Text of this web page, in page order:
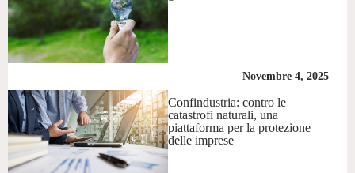
Novembre 4, 2025
Confindustria: contro le
catastrofi naturali, una
piattaforma per la protezione
delle imprese